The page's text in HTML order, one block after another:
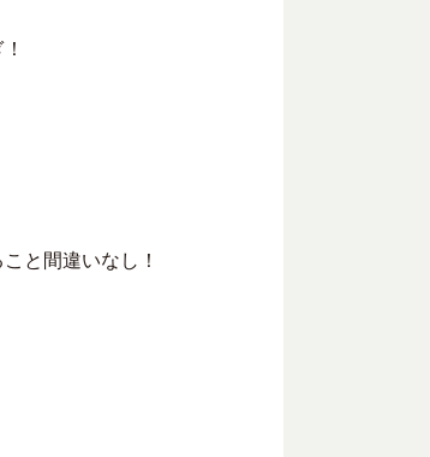
と間違いなし！